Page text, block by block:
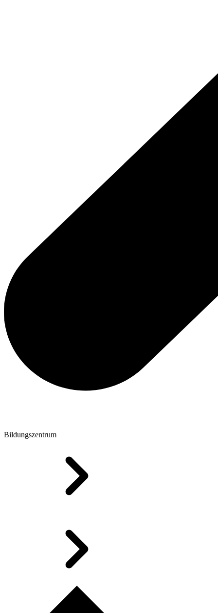
Bildungszentrum